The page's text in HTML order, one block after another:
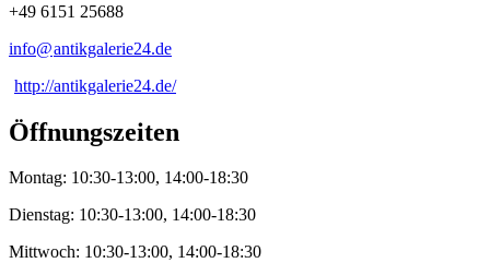
+49 6151 25688
info@antikgalerie24.de
http://antikgalerie24.de/
Öffnungszeiten
Montag: 10:30-13:00, 14:00-18:30
Dienstag: 10:30-13:00, 14:00-18:30
Mittwoch: 10:30-13:00, 14:00-18:30